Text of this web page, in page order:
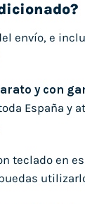
envío, e
y con
España y
teclado en